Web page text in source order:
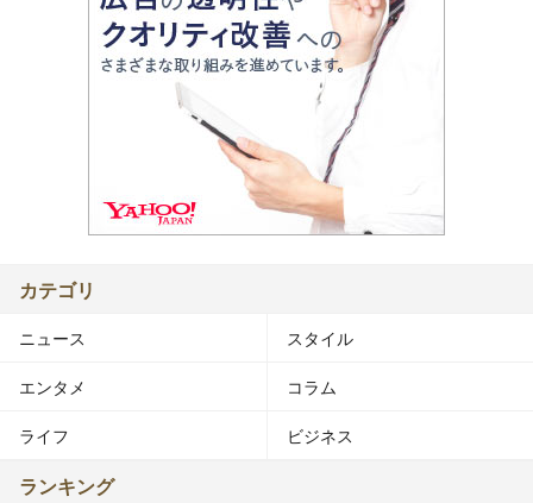
カテゴリ
ニュース スタイル
エンタメ コラム
ライフ ビジネス
ランキング